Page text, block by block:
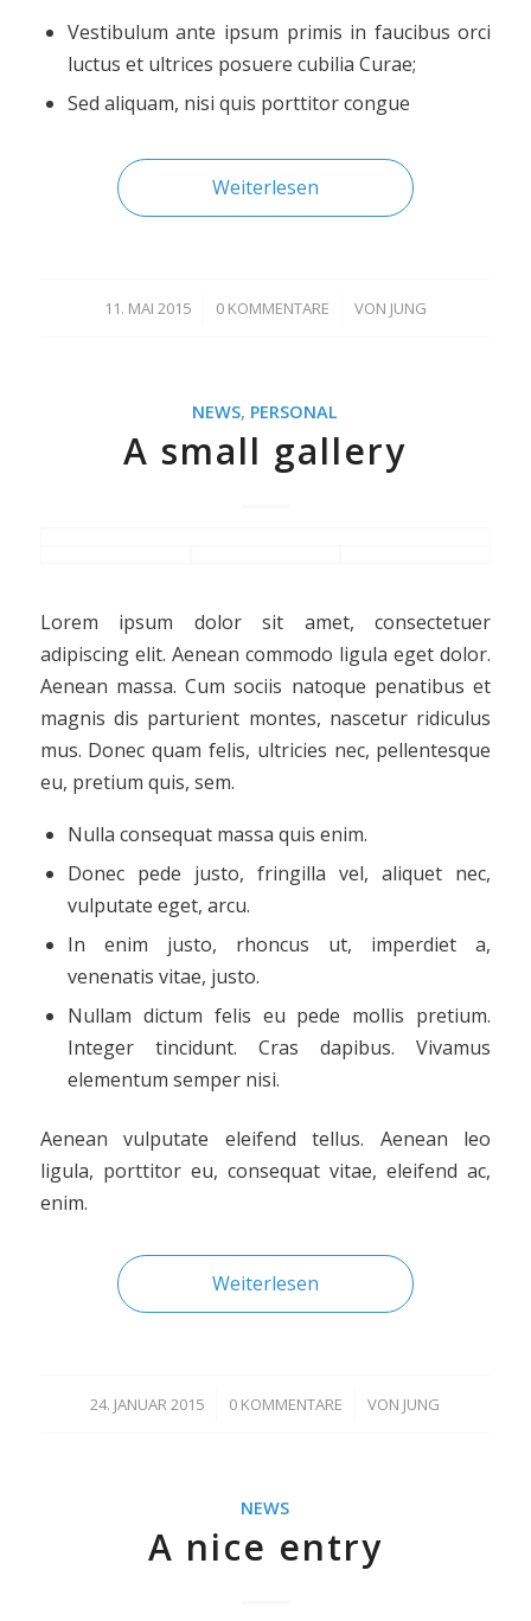
Vestibulum ante ipsum primis in faucibus orci
luctus et ultrices posuere cubilia Curae;
Sed aliquam, nisi quis porttitor congue
Weiterlesen
11. MAI 2015
/ 0 KOMMENTARE
/ VON JUNG
NEWS, PERSONAL
A small gallery
Lorem ipsum dolor sit amet, consectetuer
adipiscing elit. Aenean commodo ligula eget dolor.
Aenean massa. Cum sociis natoque penatibus et
magnis dis parturient montes, nascetur ridiculus
mus. Donec quam felis, ultricies nec, pellentesque
eu, pretium quis, sem.
Nulla consequat massa quis enim.
Donec pede justo, fringilla vel, aliquet nec,
vulputate eget, arcu.
In enim justo, rhoncus ut, imperdiet a,
venenatis vitae, justo.
Nullam dictum felis eu pede mollis pretium.
Integer tincidunt. Cras dapibus. Vivamus
elementum semper nisi.
Aenean vulputate eleifend tellus. Aenean leo
ligula, porttitor eu, consequat vitae, eleifend ac,
enim.
Weiterlesen
24. JANUAR 2015
/ 0 KOMMENTARE
/ VON JUNG
NEWS
A nice entry